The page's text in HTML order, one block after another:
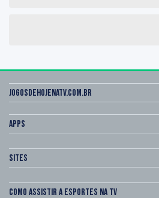
Jogosdehojenatv.com.br
Apps
Sites
Como assistir a esportes na TV